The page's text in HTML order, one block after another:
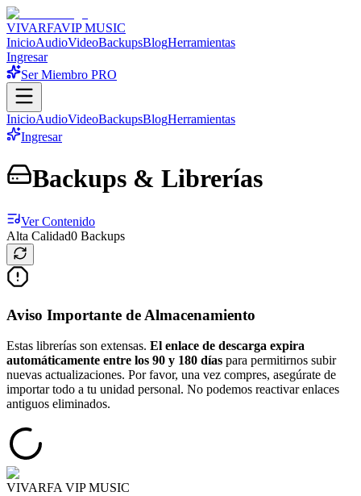
VIVARFAVIP MUSIC
InicioAudioVideoBackupsBlogHerramientas
Ingresar
Ser Miembro PRO
InicioAudioVideoBackupsBlogHerramientas
Ingresar
Backups & Librerías
Ver Contenido
Alta Calidad0 Backups
Aviso Importante de Almacenamiento
Estas librerías son extensas. El enlace de descarga expira
automáticamente entre los 90 y 180 días para permitirnos subir
nuevas actualizaciones. Por favor, una vez compres, asegúrate de
importar todo a tu unidad personal. No podemos reactivar enlaces
antiguos eliminados.
VIVARFA VIP MUSIC